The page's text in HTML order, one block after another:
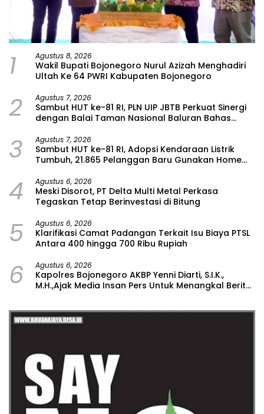
1 Agustus 8, 2026
Wakil Bupati Bojonegoro Nurul Azizah Menghadiri
Ultah Ke 64 PWRI Kabupaten Bojonegoro
2 Agustus 7, 2026
Sambut HUT ke-81 RI, PLN UIP JBTB Perkuat Sinergi
dengan Balai Taman Nasional Baluran Bahas
Watudodol/Kalipuro
3 Agustus 7, 2026
Sambut HUT ke-81 RI, Adopsi Kendaraan Listrik
Tumbuh, 21.865 Pelanggan Baru Gunakan Home
4 Agustus 6, 2026
Meski Disorot, PT Delta Multi Metal Perkasa
Tegaskan Tetap Berinvestasi di Bitung
5 Agustus 6, 2026
Klarifikasi Camat Padangan Terkait Isu Biaya PTSL
Antara 400 hingga 700 Ribu Rupiah
6 Agustus 6, 2026
Kapolres Bojonegoro AKBP Yenni Diarti, S.I.K.,
M.H.,Ajak Media Insan Pers Untuk Menangkal Berita